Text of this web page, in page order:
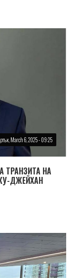
March 6, 2025 - 09:25
ТРАНЗИТА НА
ДЖЕЙХАН